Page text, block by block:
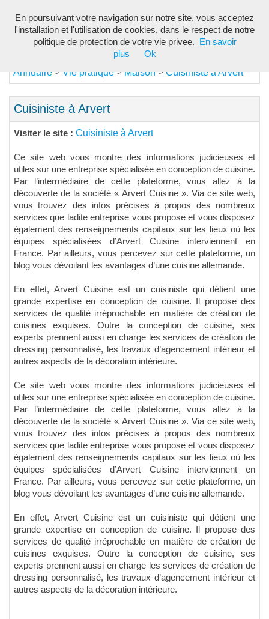
Annuaire > Vie pratique > Maison > Cuisiniste à Arvert
Cuisiniste à Arvert
Visiter le site : Cuisiniste à Arvert
Ce site web vous montre des informations judicieuses et
utiles sur une entreprise spécialisée en conception de cuisine.
Par l’intermédiaire de cette plateforme, vous allez à la
découverte de la société « Arvert Cuisine ». Via ce site web,
vous trouvez des infos précises à propos des nombreux
services que ladite entreprise vous propose et vous disposez
également des renseignements capitaux sur les lieux où les
équipes spécialisées d’Arvert Cuisine interviennent en
France. Par ailleurs, vous percevez sur cette plateforme, un
blog vous dévoilant les avantages d’une cuisine allemande.
En effet, Arvert Cuisine est un cuisiniste qui détient une
grande expertise en conception de cuisine. Il propose des
services de qualité irréprochable en matière de création de
cuisines exquises. Outre la conception de cuisine, ses
experts prennent aussi en charge les services de création de
dressing personnalisé, les travaux d’agencement intérieur et
autres aspects de la décoration intérieure.
Ce site web vous montre des informations judicieuses et
utiles sur une entreprise spécialisée en conception de cuisine.
Par l’intermédiaire de cette plateforme, vous allez à la
découverte de la société « Arvert Cuisine ». Via ce site web,
vous trouvez des infos précises à propos des nombreux
services que ladite entreprise vous propose et vous disposez
également des renseignements capitaux sur les lieux où les
équipes spécialisées d’Arvert Cuisine interviennent en
France. Par ailleurs, vous percevez sur cette plateforme, un
blog vous dévoilant les avantages d’une cuisine allemande.
En effet, Arvert Cuisine est un cuisiniste qui détient une
grande expertise en conception de cuisine. Il propose des
services de qualité irréprochable en matière de création de
cuisines exquises. Outre la conception de cuisine, ses
experts prennent aussi en charge les services de création de
dressing personnalisé, les travaux d’agencement intérieur et
autres aspects de la décoration intérieure.
En poursuivant votre navigation sur notre site, vous acceptez
l'installation et l'utilisation de cookies, dans le respect de notre
politique de protection de votre vie privee.
En savoir
plus
Ok